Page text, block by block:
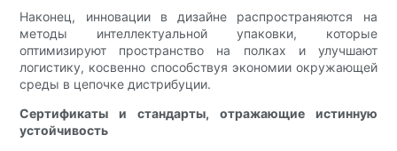
Наконец, инновации в дизайне распространяются на
методы интеллектуальной упаковки, которые
оптимизируют пространство на полках и улучшают
логистику, косвенно способствуя экономии окружающей
среды в цепочке дистрибуции.
Сертификаты и стандарты, отражающие истинную
устойчивость